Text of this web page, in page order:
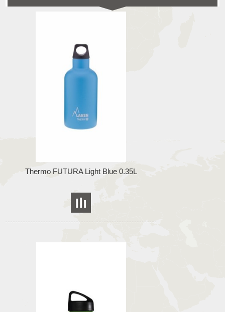
Thermo FUTURA Light Blue 0.35L